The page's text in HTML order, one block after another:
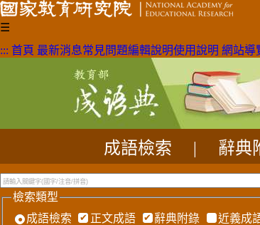
☰
::: 首頁 最新消息常見問題編輯說明使用說明 網站導
成語檢索 辭典
檢索類型
成語檢索
正文成語 辭典附錄 近義成